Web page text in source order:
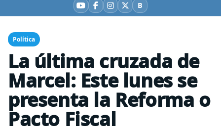
YouTube
Facebook
Instagram
X BBluesky
Política
La última cruzada de
Marcel: Este lunes se
presenta la Reforma o
Pacto Fiscal